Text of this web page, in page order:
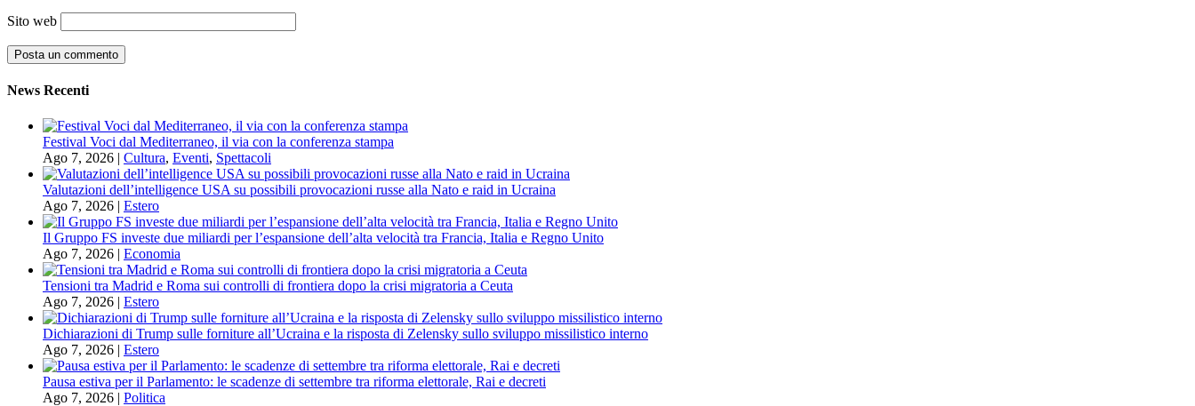
Sito web
News Recenti
Festival Voci dal Mediterraneo, il via con la conferenza stampa
Ago 7, 2026 | Cultura, Eventi, Spettacoli
Valutazioni dell’intelligence USA su possibili provocazioni russe alla Nato e raid in Ucraina
Ago 7, 2026 | Estero
Il Gruppo FS investe due miliardi per l’espansione dell’alta velocità tra Francia, Italia e Regno Unito
Ago 7, 2026 | Economia
Tensioni tra Madrid e Roma sui controlli di frontiera dopo la crisi migratoria a Ceuta
Ago 7, 2026 | Estero
Dichiarazioni di Trump sulle forniture all’Ucraina e la risposta di Zelensky sullo sviluppo missilistico interno
Ago 7, 2026 | Estero
Pausa estiva per il Parlamento: le scadenze di settembre tra riforma elettorale, Rai e decreti
Ago 7, 2026 | Politica